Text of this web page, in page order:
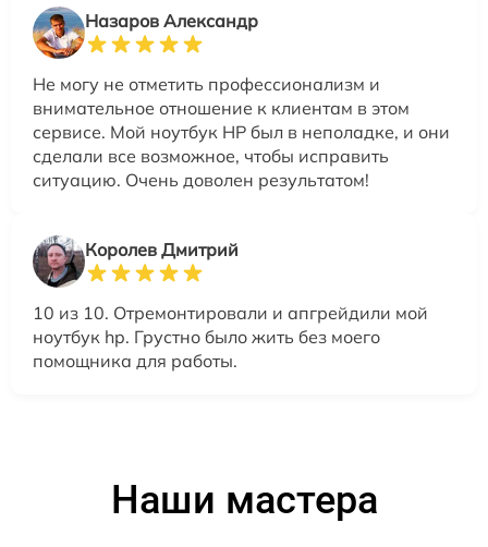
Назаров Александр
Не могу не отметить профессионализм и
внимательное отношение к клиентам в этом
сервисе. Мой ноутбук HP был в неполадке, и они
сделали все возможное, чтобы исправить
ситуацию. Очень доволен результатом!
Королев Дмитрий
10 из 10. Отремонтировали и апгрейдили мой
ноутбук hp. Грустно было жить без моего
помощника для работы.
Наши мастера